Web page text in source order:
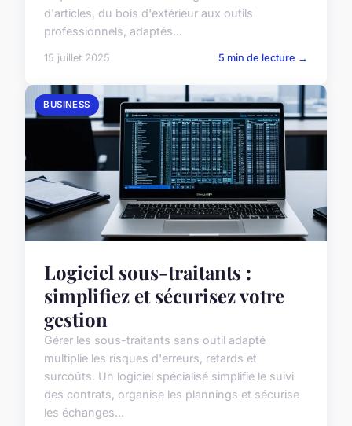
d'articles, du bois d'extérieur aux outils
professionnels, adaptés...
15 juillet 2025 5 min de lecture →
BUSINESS
Logiciel sous-traitants :
simplifiez et sécurisez votre
gestion
Gérer les sous-traitants sans outil adapté
multiplie les risques d'erreurs, retards et
surcoûts. Un logiciel spécialisé simplifie le suivi
des contrats, organise les plannings et sécurise
les échanges...